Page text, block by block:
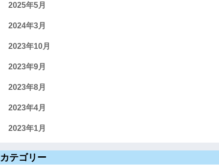
2025年5月
2024年3月
2023年10月
2023年9月
2023年8月
2023年4月
2023年1月
カテゴリー